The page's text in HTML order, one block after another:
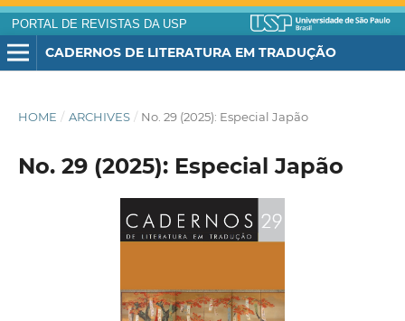
PORTAL DE REVISTAS DA USP
CADERNOS DE LITERATURA EM TRADUÇÃO
HOME / ARCHIVES / No. 29 (2025): Especial Japão
No. 29 (2025): Especial Japão